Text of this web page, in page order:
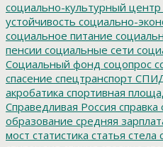
социально-культурный центр
устойчивость социально-
социальное питание
пенсии социальные сети
Социальный фонд соцопрос
спасение спецтранспорт
акробатика спортивная
Справедливая Россия справка
образование средняя
мост статистика статья стела